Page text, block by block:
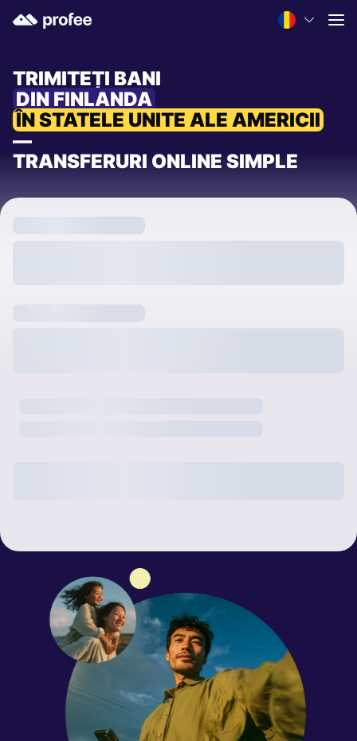
TRIMITEȚI BANI
DIN FINLANDA
ÎN STATELE UNITE ALE AMERICII
—
TRANSFERURI ONLINE SIMPLE